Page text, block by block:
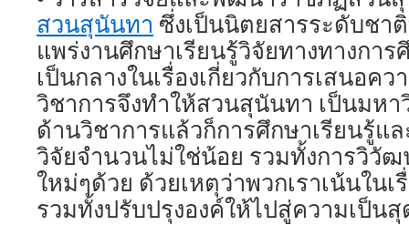
สวนสุนันทา ซึ่งเป็นนิตยสารระดับชา
แพร่งานศึกษาเรียนรู้วิจัยทางทางการ
เป็นกลางในเรื่องเกี่ยวกับการเสนอค
วิชาการจึงทำให้สวนสุนันทา เป็นมห
ด้านวิชาการแล้วก็การศึกษาเรียนรู้แ
วิจัยจำนวนไม่ใช่น้อย รวมทั้งการวิวั
ใหม่ๆด้วย ด้วยเหตุว่าพวกเราเน้นในเ
รวมทั้งปรับปรุงองค์ให้ไปสู่ความเป็น